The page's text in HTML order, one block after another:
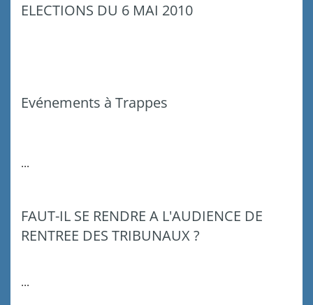
ELECTIONS DU 6 MAI 2010
Evénements à Trappes
...
FAUT-IL SE RENDRE A L'AUDIENCE DE
RENTREE DES TRIBUNAUX ?
...